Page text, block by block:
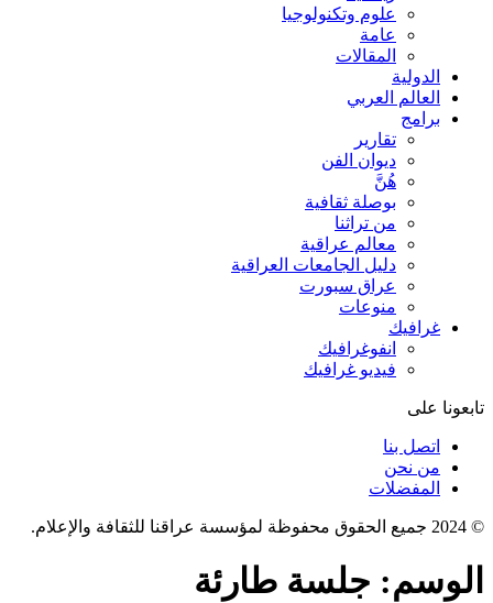
علوم وتكنولوجيا
عامة
المقالات
الدولية
العالم العربي
برامج
تقارير
ديوان الفن
هُنَّ
بوصلة ثقافية
من تراثنا
معالم عراقية
دليل الجامعات العراقية
عراق سبورت
منوعات
غرافيك
انفوغرافيك
فيديو غرافيك
تابعونا على
اتصل بنا
من نحن
المفضلات
© 2024 جميع الحقوق محفوظة لمؤسسة عراقنا للثقافة والإعلام.
الوسم: جلسة طارئة